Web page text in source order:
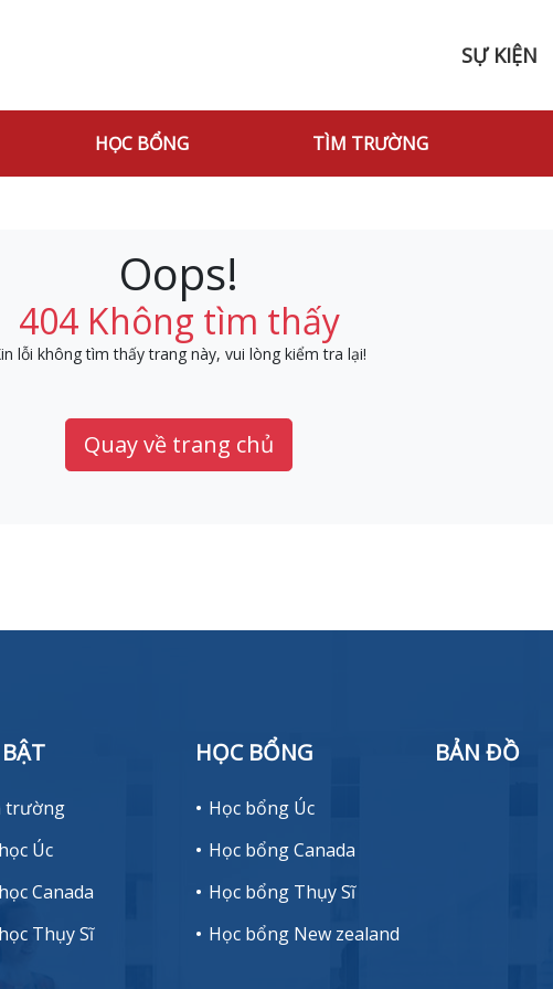
SỰ KIỆN
HỌC BỔNG TÌM TRƯỜNG
Oops!
404 Không tìm thấy
lỗi không tìm thấy trang này, vui lòng kiểm tra lại!
Quay về trang chủ
trường
Úc
Canada
Thụy Sĩ
HỌC BỔNG
Học bổng Úc
Học bổng Canada
Học bổng Thụy Sĩ
Học bổng New zealand
BẢN ĐỒ